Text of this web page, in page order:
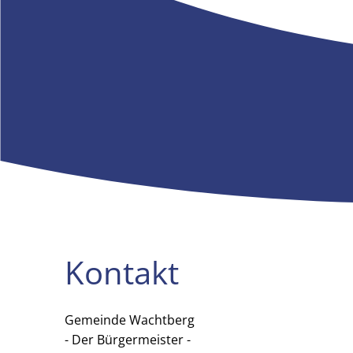
Kontakt
Gemeinde Wachtberg
- Der Bürgermeister -